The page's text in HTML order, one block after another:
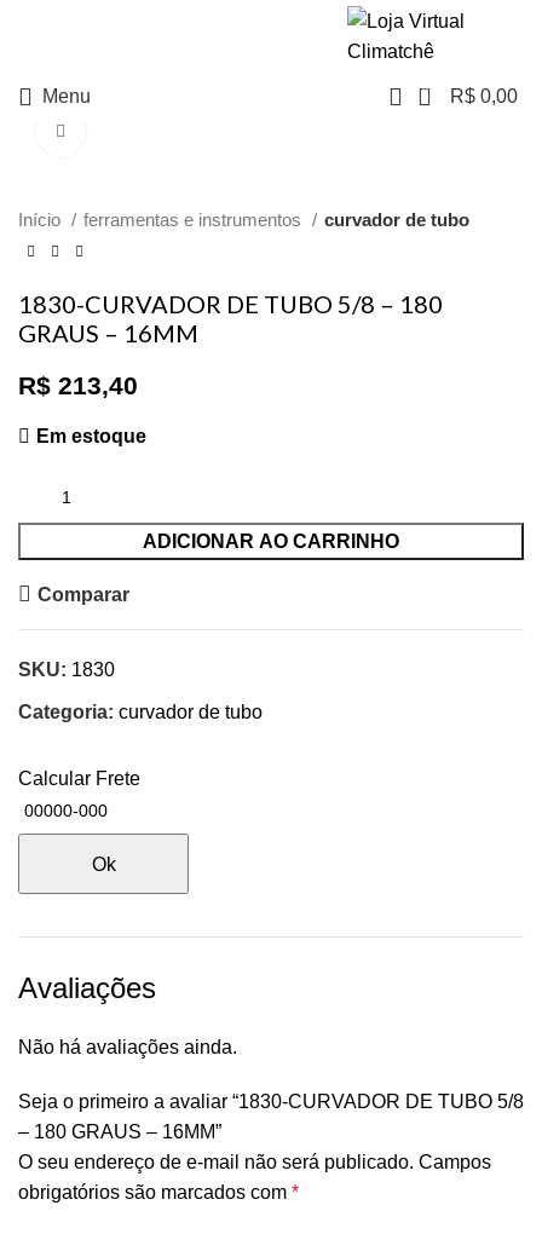
Menu 0 R$ 0,00
Início ferramentas e instrumentos curvador de tubo
1830-CURVADOR DE TUBO 5/8 – 180
GRAUS – 16MM
R$ 213,40
Em estoque
ADICIONAR AO CARRINHO
Comparar
SKU: 1830
Categoria: curvador de tubo
Calcular Frete
Ok
Avaliações
Não há avaliações ainda.
Seja o primeiro a avaliar “1830-CURVADOR DE TUBO 5/8
– 180 GRAUS – 16MM”
O seu endereço de e-mail não será publicado. Campos
obrigatórios são marcados com *